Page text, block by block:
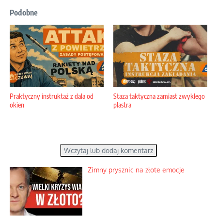
Podobne
Praktyczny instruktaż z dala od
okien
Staza taktyczna zamiast zwykłego
plastra
Wczytaj lub dodaj komentarz
Zimny prysznic na złote emocje